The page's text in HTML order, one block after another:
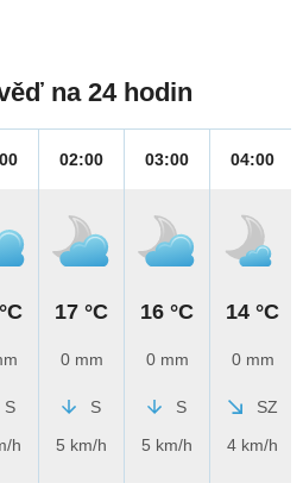
na 24 hodin
S
h
02:00
17 °C
0 mm
S
5 km/h
03:00
16 °C
0 mm
S
5 km/h
04:00
14 °C
0 mm
SZ
4 km/h